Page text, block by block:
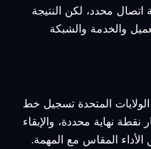
محدد، لكن النتيجة
والخدمة والشبكة
المتحدة تسجيل خط
نهاية محددة، والإبقاء
المقاس مع المهمة.